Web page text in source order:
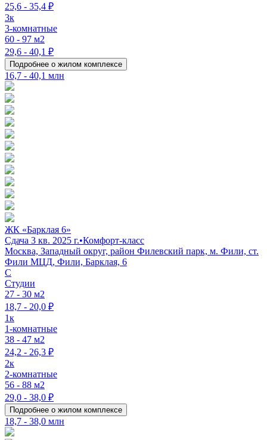
25,6 - 35,4 ₽
3к
3-комнатные
60 - 97 м2
29,6 - 40,1 ₽
Подробнее о жилом комплексе
16,7 - 40,1 млн
ЖК «Барклая 6»
Сдача 3 кв. 2025 г.•Комфорт-класс
Москва, Западный округ, район Филевский парк, м. Фили, ст.
Фили МЦД, Фили, Барклая, 6
C
Студии
27 - 30 м2
18,7 - 20,0 ₽
1к
1-комнатные
38 - 47 м2
24,2 - 26,3 ₽
2к
2-комнатные
56 - 88 м2
29,0 - 38,0 ₽
Подробнее о жилом комплексе
18,7 - 38,0 млн